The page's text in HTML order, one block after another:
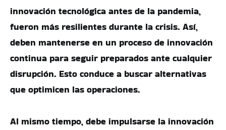
innovación tecnológica antes de la pandemia,
fueron más resilientes durante la crisis. Así,
deben mantenerse en un proceso de innovación
continua para seguir preparados ante cualquier
disrupción. Esto conduce a buscar alternativas
que optimicen las operaciones.
Al mismo tiempo, debe impulsarse la innovación